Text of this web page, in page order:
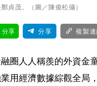
貞茂。（圖／陳俊松攝）
分享 分享 複製
圈人人稱羨的外資金
用經濟數據綜觀全局